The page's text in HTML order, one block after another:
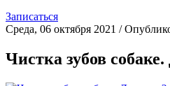
Записаться
Среда, 06 октября 2021 /
Чистка зубов